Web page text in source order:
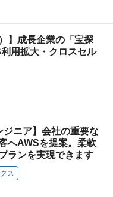
】成長企業の「宝探
用拡大・クロスセル
ジニア】会社の重要な
へAWSを提案。柔軟
ランを実現できます
ス